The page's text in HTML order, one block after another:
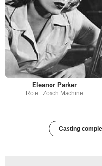
Eleanor Parker
Rôle : Zosch Machine
Casting